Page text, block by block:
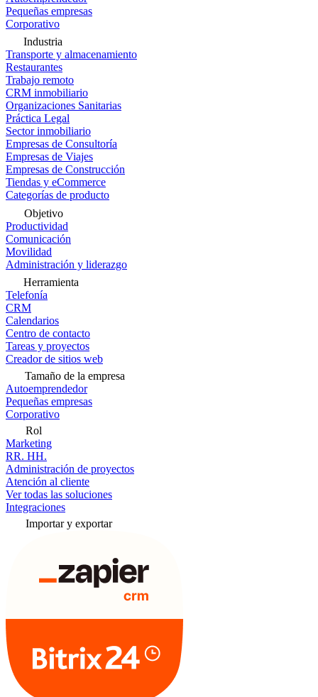
Pequeñas empresas
Corporativo
Industria
Transporte y almacenamiento
Restaurantes
Trabajo remoto
CRM inmobiliario
Organizaciones Sanitarias
Práctica Legal
Sector inmobiliario
Empresas de Consultoría
Empresas de Viajes
Empresas de Construcción
Tiendas y eCommerce
Categorías de producto
Objetivo
Productividad
Comunicación
Movilidad
Administración y liderazgo
Herramienta
Telefonía
CRM
Calendarios
Centro de contacto
Tareas y proyectos
Creador de sitios web
Tamaño de la empresa
Autoemprendedor
Pequeñas empresas
Corporativo
Rol
Marketing
RR. HH.
Administración de proyectos
Atención al cliente
Ver todas las soluciones
Integraciones
Importar y exportar